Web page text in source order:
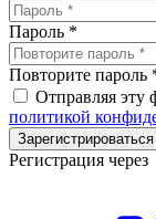
Пароль *
Повторите пароль
Отправляя эту
политикой
Зарегистрироваться
Регистрация через